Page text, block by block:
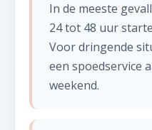
In de meeste
24 tot 48 uur
Voor dringende
een spoedservice
weekend.